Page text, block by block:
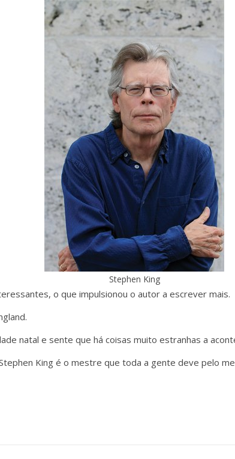
Stephen King
o que impulsionou o autor a escrever mais.
natal e sente que há coisas muito estranhas a
King é o mestre que toda a gente deve pelo